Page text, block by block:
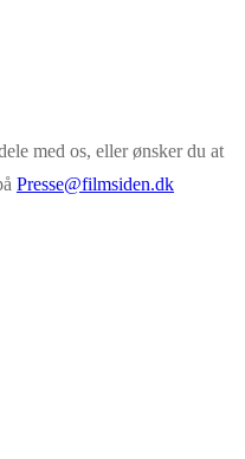
med os, eller ønsker du at
Presse@filmsiden.dk